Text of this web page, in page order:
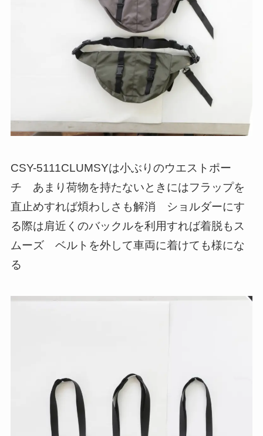
CSY-5111CLUMSYは小ぶりのウエストポー
チ あまり荷物を持たないときにはフラップを
直止めすれば煩わしさも解消 ショルダーにす
る際は肩近くのバックルを利用すれば着脱もス
ムーズ ベルトを外して車両に着けても様にな
る